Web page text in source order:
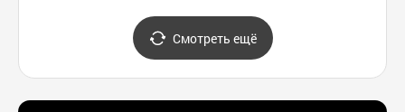
Смотреть ещё